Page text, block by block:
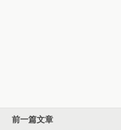
前一篇文章